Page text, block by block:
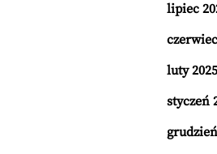
lipiec
luty 2025
styczeń